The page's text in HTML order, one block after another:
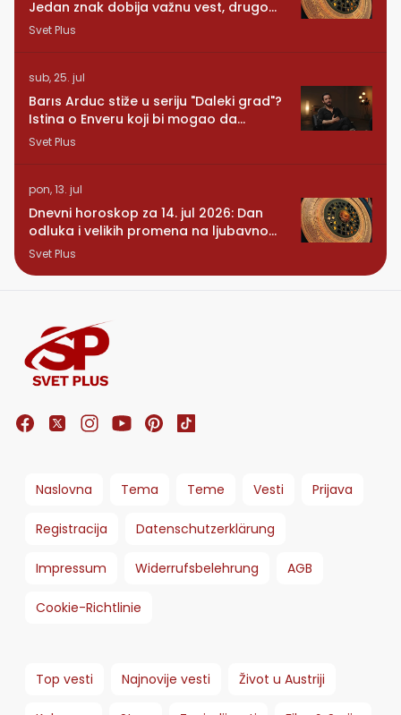
Jedan znak dobija važnu vest, drugom
se vraća osoba iz prošlosti
Svet Plus
sub, 25. jul
Barıs Arduc stiže u seriju "Daleki grad"?
Istina o Enveru koji bi mogao da
promeni sve
Svet Plus
pon, 13. jul
Dnevni horoskop za 14. jul 2026: Dan
odluka i velikih promena na ljubavnom
planu
Svet Plus
Naslovna Tema Teme Vesti Prijava
Registracija Datenschutzerklärung
Impressum Widerrufsbelehrung AGB
Cookie-Richtlinie
Top vesti Najnovije vesti Život u Austriji